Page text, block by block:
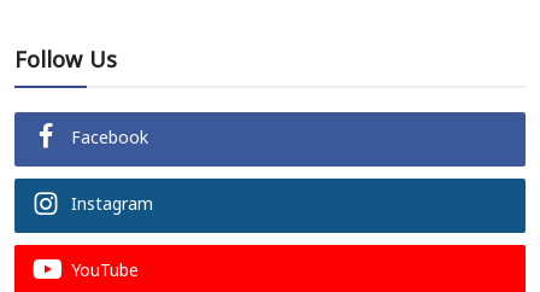
Follow Us
Facebook
Instagram
YouTube